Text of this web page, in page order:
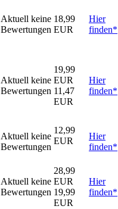
Aktuell keine
Bewertungen
18,99
EUR
Hier
finden*
Aktuell keine
Bewertungen
19,99
EUR
11,47
EUR
Hier
finden*
Aktuell keine
Bewertungen
12,99
EUR
Hier
finden*
Aktuell keine
Bewertungen
28,99
EUR
19,99
EUR
Hier
finden*